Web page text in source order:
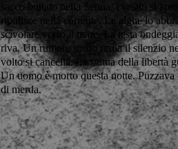
sacco buttato nella Senna, i vestiti si
ripulisce nella corrente. Le alghe lo
scivolare verso il mare. La testa
riva. Un rumore sordo ritma il silenzio
volto si cancella. La statua della libertà
Un uomo è morto questa notte.
di merda.